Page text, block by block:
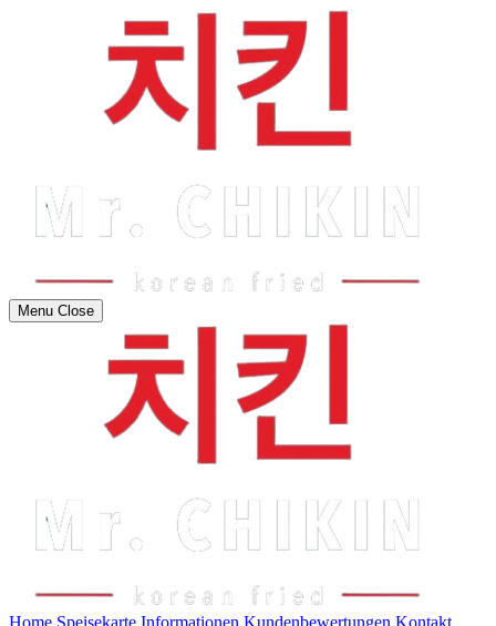
Menu Close
Home Speisekarte Informationen Kundenbewertungen Kontakt